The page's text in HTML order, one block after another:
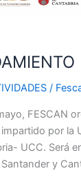
/
FESCAN
por la
UCC. Será
y